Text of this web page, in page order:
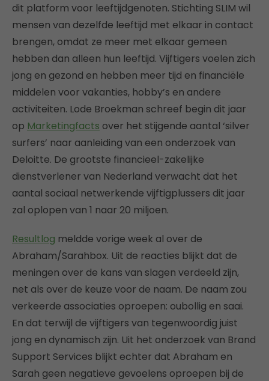
dit platform voor leeftijdgenoten. Stichting SLIM wil
mensen van dezelfde leeftijd met elkaar in contact
brengen, omdat ze meer met elkaar gemeen
hebben dan alleen hun leeftijd. Vijftigers voelen zich
jong en gezond en hebben meer tijd en financiële
middelen voor vakanties, hobby’s en andere
activiteiten. Lode Broekman schreef begin dit jaar
op Marketingfacts over het stijgende aantal ‘silver
surfers’ naar aanleiding van een onderzoek van
Deloitte. De grootste financieel-zakelijke
dienstverlener van Nederland verwacht dat het
aantal sociaal netwerkende vijftigplussers dit jaar
zal oplopen van 1 naar 20 miljoen.
Resultlog meldde vorige week al over de
Abraham/Sarahbox. Uit de reacties blijkt dat de
meningen over de kans van slagen verdeeld zijn,
net als over de keuze voor de naam. De naam zou
verkeerde associaties oproepen: oubollig en saai.
En dat terwijl de vijftigers van tegenwoordig juist
jong en dynamisch zijn. Uit het onderzoek van Brand
Support Services blijkt echter dat Abraham en
Sarah geen negatieve gevoelens oproepen bij de